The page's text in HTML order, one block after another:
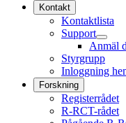
Kontakt
Kontaktlista
Support
Anmäl
Styrgrupp
Inloggning
Forskning
Registerrådet
R-RCT-rådet